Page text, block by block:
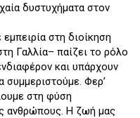
δυστυχήματα στον
στη διοίκηση
Γαλλία– παίζει το ρόλο
και υπάρχουν
συμμεριστούμε. Φερ’
στη φύση
ανθρώπους. Η ζωή μας